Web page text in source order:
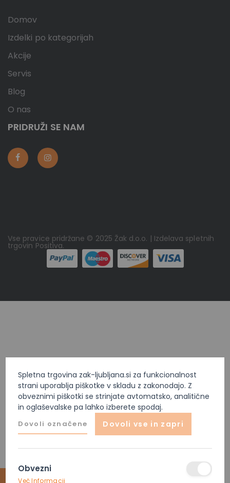
Obvezni
Več Informacij
Spletna trgovina zak-ljubljana.si za funkcionalnost
strani uporablja piškotke v skladu z zakonodajo. Z
obveznimi piškotki se strinjate avtomatsko, analitične
in oglaševalske pa lahko izberete spodaj.
Dovoli označene Dovoli vse in zapri
Domov
Izdelki po kategorijah
Akcije
Servis
Blog
O nas
PRIDRUŽI SE NAM
Vse pravice pridržane © 2025 Žak d.o.o. | Izdelava spletnih
trgovin Positiva.